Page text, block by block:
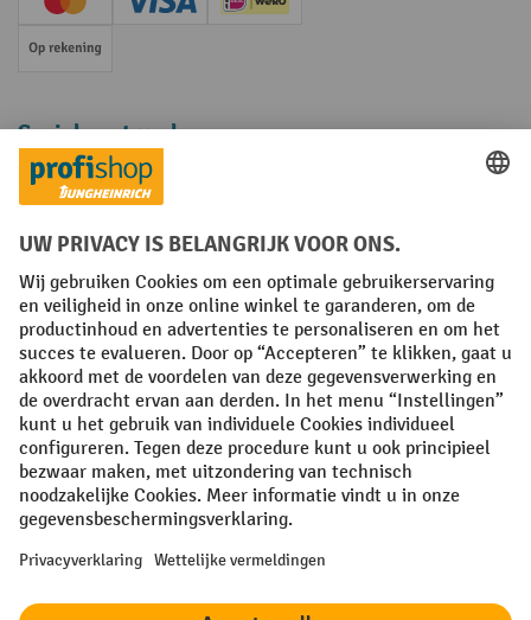
Creditcard (Master)Creditcard (Visa)iDEAL | Wero
Op rekening
Sociale netwerken
Facebook
YouTube
LinkedInInstagram
Algemene leveringsvoorwaarden Copyright
Privacyverklaring Privacy Instellingen
All prices excl. VAT plusshipping costs and possible delivery charges,
if not stated otherwise.
¹ De korting is geldig zolang de voorraad strekt. De korting is niet van
toepassing op speciale prijzen. Een combinatie met andere
procentuele kortingen of vouchers is niet mogelijk. | ² De korting
nieuwsbrief. De voucher is 10 dagen geldig en kan online worden
korting varieert per productcategorie en is maximaal 10%. Elektrische